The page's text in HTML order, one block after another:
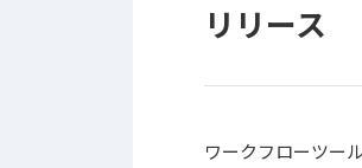
リリース
ワークフローツー